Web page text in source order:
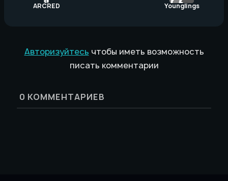
ARCRED Younglings
Авторизуйтесь чтобы иметь возможность
писать комментарии
0 КОММЕНТАРИЕВ